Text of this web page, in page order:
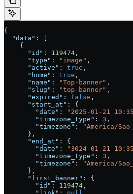
{
  "data"
: [
    {
      "id"
: 119474 ,
      "type"
: "image" ,
      "active"
: true ,
      "home"
: true ,
      "name"
: "Top-banner" ,
      "slug"
: "top-banner" ,
      "expired"
: false ,
      "start_at"
: {
        "date"
: "2025-01-21
        "timezone_type"
: 3 ,
        "timezone"
:
"America/
      },
      "end_at"
: {
        "date"
: "3024-01-21
        "timezone_type"
: 3 ,
        "timezone"
:
"America/
      },
      "first_banner"
: {
        "id"
: 119474 ,